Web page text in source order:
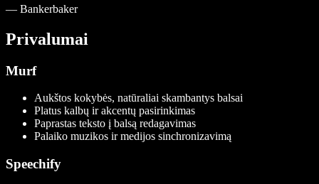
— Bankerbaker
Privalumai
Murf
Aukštos kokybės, natūraliai skambantys balsai
Platus kalbų ir akcentų pasirinkimas
Paprastas teksto į balsą redagavimas
Palaiko muzikos ir medijos sinchronizavimą
Speechify